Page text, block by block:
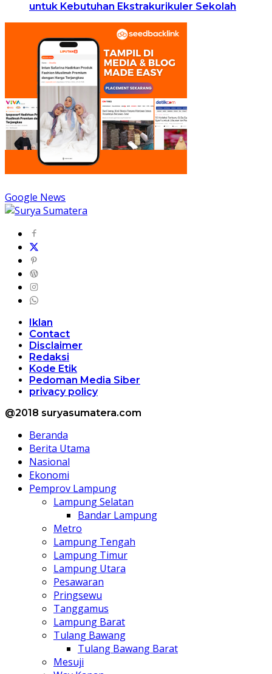
untuk Kebutuhan Ekstrakurikuler Sekolah
Google News
Iklan
Contact
Disclaimer
Redaksi
Kode Etik
Pedoman Media Siber
privacy policy
@2018 suryasumatera.com
Beranda
Berita Utama
Nasional
Ekonomi
Pemprov Lampung
Lampung Selatan
Bandar Lampung
Metro
Lampung Tengah
Lampung Timur
Lampung Utara
Pesawaran
Pringsewu
Tanggamus
Lampung Barat
Tulang Bawang
Tulang Bawang Barat
Mesuji